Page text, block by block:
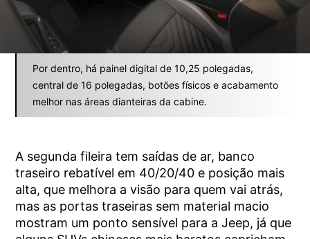
Por dentro, há painel digital de 10,25 polegadas,
central de 16 polegadas, botões físicos e acabamento
melhor nas áreas dianteiras da cabine.
A segunda fileira tem saídas de ar, banco
traseiro rebatível em 40/20/40 e posição mais
alta, que melhora a visão para quem vai atrás,
mas as portas traseiras sem material macio
mostram um ponto sensível para a Jeep, já que